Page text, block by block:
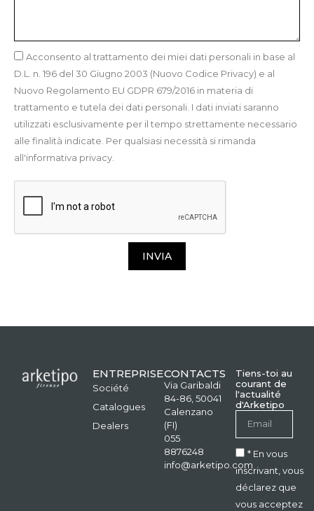
Acconsento al trattamento dei miei dati personali in base al
D.L. n. 196 del 30 Giugno 2003 (Nuovo Codice Privacy) e al
Nuovo Regolamento EU GDPR 679/2016 in materia di
trattamento e tutela dei dati personali. I dati inviati saranno
utilizzati esclusivamente per il tempo strettamente necessario
alle finalità indicate. Per qualsiasi necessità si rimanda
all'informativa privacy.
INVIA
ENTREPRISE
Société
Catalogues
Dealers
CONTACTS
Via Garibaldi
84-86, 50041
Calenzano
(FI)
055
8876248
info@arketipo.com
Tiens-toi au
courant de
l'actualité
d'Arketipo
* En vous
inscrivant, vous
déclarez que
vous acceptez